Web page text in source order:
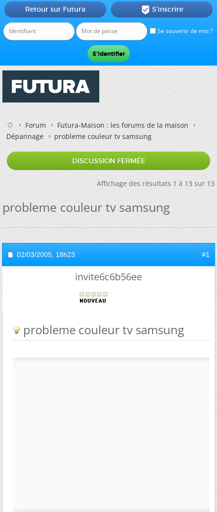
Se souvenir de moi ?
Retour sur Futura  S'inscrire
Forum
Futura-Maison : les forums de la maison
Dépannage
probleme couleur tv samsung
DISCUSSION FERMÉE
Affichage des résultats 1 à 13 sur 13
probleme couleur tv samsung
02/03/2005, 18h23 #1
invite6c6b56ee
probleme couleur tv samsung